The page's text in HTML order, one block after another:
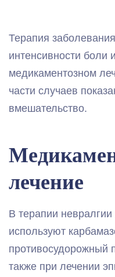
Терапия
интенсивности боли
медикаментозном
части случаев
вмешательство.
лечение
В терапии
используют
противосудорожный
также при лечении